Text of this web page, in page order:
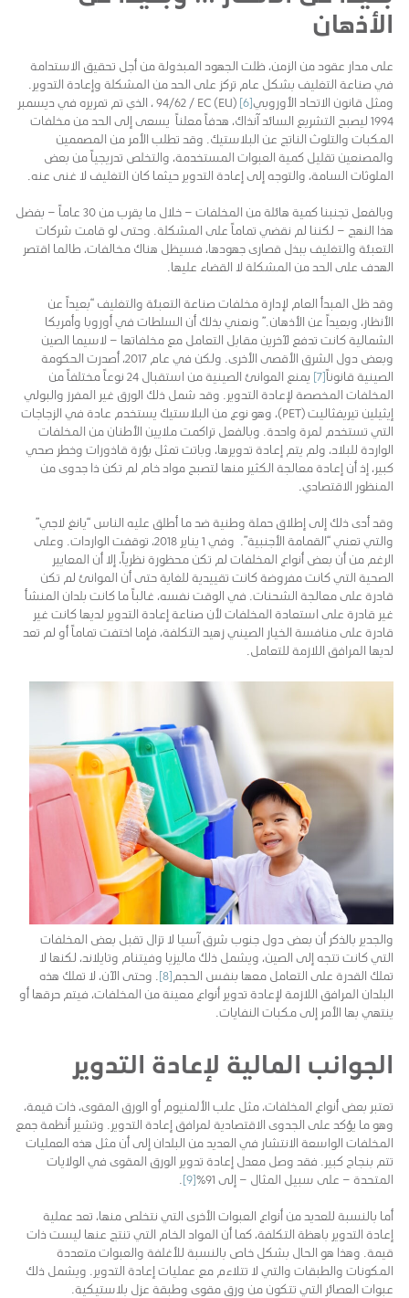
الأذهان
على مدار عقود من الزمن، ظلت الجهود المبذولة من أجل تحقيق الاستدامة
في صناعة التغليف بشكل عام تركز على الحد من المشكلة وإعادة التدوير.
ومثل قانون الاتحاد الأوروبي[6]
(EU) 94/62 / EC ، الذي تم تمريره في ديسمبر
1994 ليصبح التشريع السائد آنذاك، هدفاً معلناً يسعى إلى الحد من مخلفات
المكبات والتلوث الناتج عن البلاستيك. وقد تطلب الأمر من المصممين
والمصنعين تقليل كمية العبوات المستخدمة، والتخلص تدريجياً من بعض
الملوثات السامة، والتوجه إلى إعادة التدوير حيثما كان التغليف لا غنى عنه.
وبالفعل تجنبنا كمية هائلة من المخلفات – خلال ما يقرب من 30 عاماً – بفضل
هذا النهج – لكننا لم نقضي تماماً على المشكلة. وحتى لو قامت شركات
التعبئة والتغليف ببذل قصارى جهودها، فسيظل هناك مخالفات، طالما اقتصر
الهدف على الحد من المشكلة لا القضاء عليها.
وقد ظل المبدأ العام لإدارة مخلفات صناعة التعبئة والتغليف “بعيداً عن
الأنظار، وبعيداً عن الأذهان.” ونعني بذلك أن السلطات في أوروبا وأمريكا
الشمالية كانت تدفع لآخرين مقابل التعامل مع مخلفاتها – لاسيما الصين
وبعض دول الشرق الأقصى الأخرى. ولكن في عام 2017، أصدرت الحكومة
الصينية قانوناً[7]
يمنع الموانئ الصينية من استقبال 24 نوعاً مختلفاً من
المخلفات المخصصة لإعادة التدوير. وقد شمل ذلك الورق غير المفرز والبولي
إيثيلين تيريفثاليت (PET)، وهو نوع من البلاستيك يستخدم عادة في الزجاجات
التي تستخدم لمرة واحدة. وبالفعل تراكمت ملايين الأطنان من المخلفات
الواردة للبلاد، ولم يتم إعادة تدويرها، وباتت تمثل بؤرة قاذورات وخطر صحي
كبير، إذ أن إعادة معالجة الكثير منها لتصبح مواد خام لم تكن ذا جدوى من
المنظور الاقتصادي.
وقد أدى ذلك إلى إطلاق حملة وطنية ضد ما أطلق عليه الناس “يانغ لاجي”
والتي تعني “القمامة الأجنبية”. وفي 1 يناير 2018، توقفت الواردات. وعلى
الرغم من أن بعض أنواع المخلفات لم تكن محظورة نظرياً، إلا أن المعايير
الصحية التي كانت مفروضة كانت تقييدية للغاية حتى أن الموانئ لم تكن
قادرة على معالجة الشحنات. في الوقت نفسه، غالباً ما كانت بلدان المنشأ
غير قادرة على استعادة المخلفات لأن صناعة إعادة التدوير لديها كانت غير
قادرة على منافسة الخيار الصيني زهيد التكلفة، فإما اختفت تماماً أو لم تعد
لديها المرافق اللازمة للتعامل.
والجدير بالذكر أن بعض دول جنوب شرق آسيا لا تزال تقبل بعض المخلفات
التي كانت تتجه إلى الصين، ويشمل ذلك ماليزيا وفيتنام وتايلاند، لكنها لا
تملك القدرة على التعامل معها بنفس الحجم [8]
. وحتى الآن، لا تملك هذه
البلدان المرافق اللازمة لإعادة تدوير أنواع معينة من المخلفات، فيتم حرقها أو
ينتهي بها الأمر إلى مكبات النفايات.
الجوانب المالية لإعادة التدوير
تعتبر بعض أنواع المخلفات، مثل علب الألمنيوم أو الورق المقوى، ذات قيمة،
وهو ما يؤكد على الجدوى الاقتصادية لمرافق إعادة التدوير. وتشير أنظمة جمع
المخلفات الواسعة الانتشار في العديد من البلدان إلى أن مثل هذه العمليات
تتم بنجاح كبير. فقد وصل معدل إعادة تدوير الورق المقوى في الولايات
المتحدة – على سبيل المثال – إلى 91٪
[9]
أما بالنسبة للعديد من أنواع العبوات الأخرى التي نتخلص منها، تعد عملية
إعادة التدوير باهظة التكلفة، كما أن المواد الخام التي تنتج عنها ليست ذات
قيمة. وهذا هو الحال بشكل خاص بالنسبة للأغلفة والعبوات متعددة
المكونات والطبقات والتي لا تتلاءم مع عمليات إعادة التدوير. ويشمل ذلك
عبوات العصائر التي تتكون من ورق مقوى وطبقة عزل بلاستيكية.